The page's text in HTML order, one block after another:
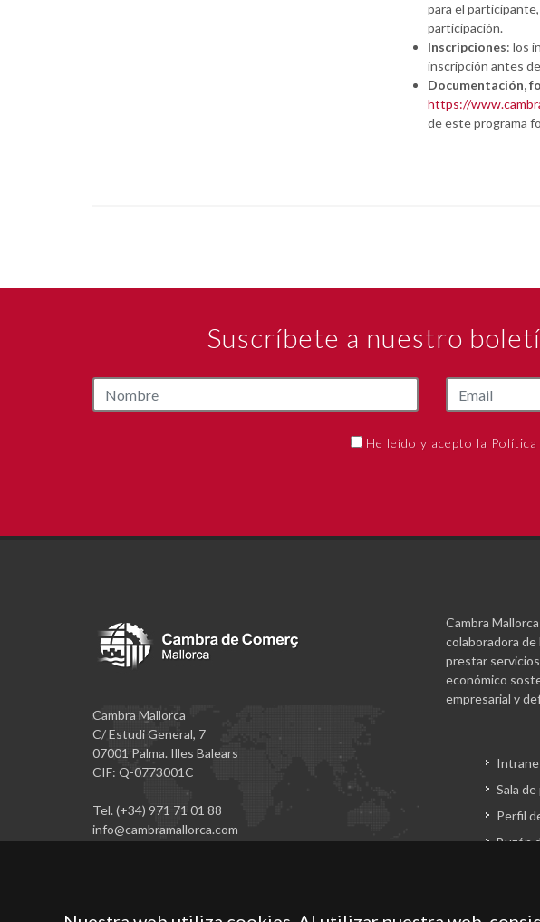
para el
participación.
Inscripciones: los
inscripción antes
Documentación,
https://
de este programa
Suscríbete a nuestro
He leído y acepto la
Cambra Mallorca
C/ Estudi General, 7
07001 Palma. Illes Balears
CIF: Q-0773001C
Tel. (+34) 971 71 01 88
info@cambramallorca.com
Cambra
colaboradora de
prestar
económico
empresarial y
Sala
Perfil
Buzón